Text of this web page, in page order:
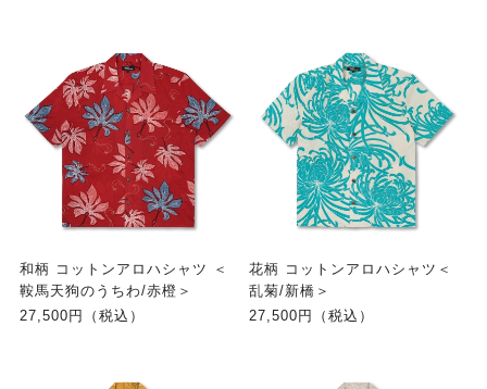
和柄 コットンアロハシャツ ＜
鞍馬天狗のうちわ/赤橙＞
27,500円（税込）
花柄 コットンアロハシャツ＜
乱菊/新橋＞
27,500円（税込）